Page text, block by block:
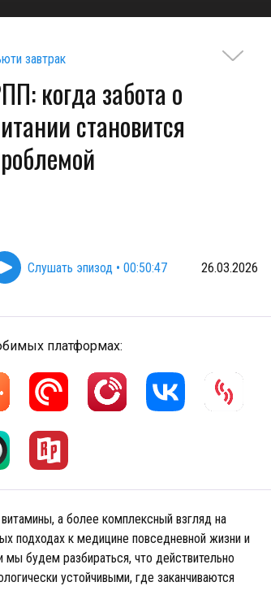
завтрак
когда забота о
становится
Слушать эпизод • 00:50:47 26.03.2026
платформах:
а более комплексный взгляд на
подходах к медицине повседневной жизни и
будем разбираться, что действительно
устойчивыми, где заканчиваются